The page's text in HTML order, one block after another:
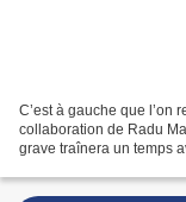
C’est à gauche que l’on
collaboration de Radu
grave traînera un temps